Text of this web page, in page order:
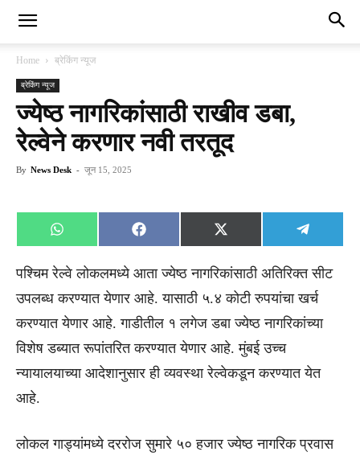
Home ब्रेकिंग न्यूज
ब्रेकिंग न्यूज
ज्येष्ठ नागरिकांसाठी राखीव डबा,
रेल्वेने करणार नवी तरतूद
By News Desk - जून 15, 2025
Share
on
WhatsApp
Share
on
Facebook
Share
on
X
(Twitter)
Share
on
पश्चिम रेल्वे लोकलमध्ये आता ज्येष्ठ नागरिकांसाठी अतिरिक्त सीट
उपलब्ध करण्यात येणार आहे. यासाठी ५.४ कोटी रुपयांचा खर्च
करण्यात येणार आहे. गाडीतील १ लगेज डबा ज्येष्ठ नागरिकांच्या
विशेष डब्यात रूपांतरित करण्यात येणार आहे. मुंबई उच्च
न्यायालयाच्या आदेशानुसार ही व्यवस्था रेल्वेकडून करण्यात येत
आहे.
लोकल गाड्यांमध्ये दररोज सुमारे ५० हजार ज्येष्ठ नागरिक प्रवास